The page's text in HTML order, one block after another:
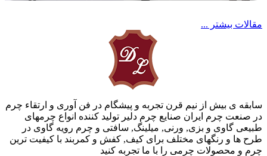
مقالات بیشتر ...
سابقه ی بیش از نیم قرن تجربه و پیشگام در فن آوری و ارتقاء چرم
در صنعت چرم ایران صنایع چرم دلیر تولید کننده انواع چرمهای
طبیعی گاوی و بزی, ورنی, میلینگ, سافتی و چرم رویه گاوی در
طرح ها و رنگهای مختلف برای کیف, کفش و کمربند با کیفیت ترین
چرم و محصولات چرمی را با ما تجربه کنید